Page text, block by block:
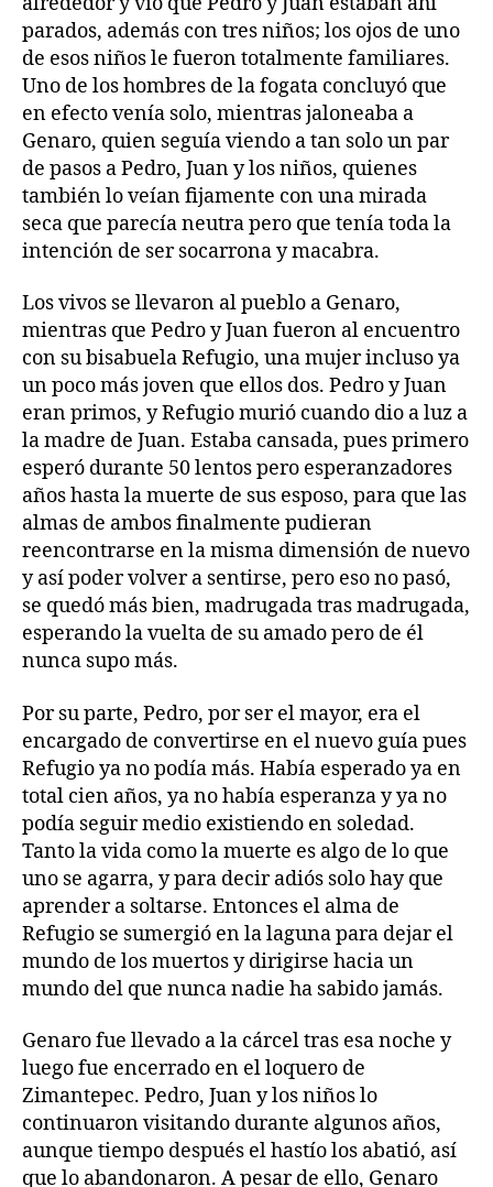
parados, además con tres niños; los ojos de uno
de esos niños le fueron totalmente familiares.
Uno de los hombres de la fogata concluyó que
en efecto venía solo, mientras jaloneaba a
Genaro, quien seguía viendo a tan solo un par
de pasos a Pedro, Juan y los niños, quienes
también lo veían fijamente con una mirada
seca que parecía neutra pero que tenía toda la
intención de ser socarrona y macabra.
Los vivos se llevaron al pueblo a Genaro,
mientras que Pedro y Juan fueron al encuentro
con su bisabuela Refugio, una mujer incluso ya
un poco más joven que ellos dos. Pedro y Juan
eran primos, y Refugio murió cuando dio a luz a
la madre de Juan. Estaba cansada, pues primero
esperó durante 50 lentos pero esperanzadores
años hasta la muerte de sus esposo, para que las
almas de ambos finalmente pudieran
reencontrarse en la misma dimensión de nuevo
y así poder volver a sentirse, pero eso no pasó,
se quedó más bien, madrugada tras madrugada,
esperando la vuelta de su amado pero de él
nunca supo más.
Por su parte, Pedro, por ser el mayor, era el
encargado de convertirse en el nuevo guía pues
Refugio ya no podía más. Había esperado ya en
total cien años, ya no había esperanza y ya no
podía seguir medio existiendo en soledad.
Tanto la vida como la muerte es algo de lo que
uno se agarra, y para decir adiós solo hay que
aprender a soltarse. Entonces el alma de
Refugio se sumergió en la laguna para dejar el
mundo de los muertos y dirigirse hacia un
mundo del que nunca nadie ha sabido jamás.
Genaro fue llevado a la cárcel tras esa noche y
luego fue encerrado en el loquero de
Zimantepec. Pedro, Juan y los niños lo
continuaron visitando durante algunos años,
aunque tiempo después el hastío los abatió, así
que lo abandonaron. A pesar de ello, Genaro